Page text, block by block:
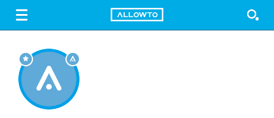
FREE DOWNLOAD